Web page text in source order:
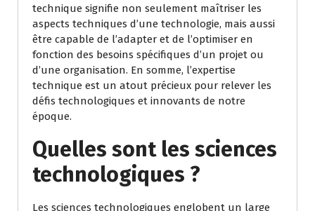
technique signifie non seulement maîtriser les
aspects techniques d’une technologie, mais aussi
être capable de l’adapter et de l’optimiser en
fonction des besoins spécifiques d’un projet ou
d’une organisation. En somme, l’expertise
technique est un atout précieux pour relever les
défis technologiques et innovants de notre
époque.
Quelles sont les sciences
technologiques ?
Les sciences technologiques englobent un large